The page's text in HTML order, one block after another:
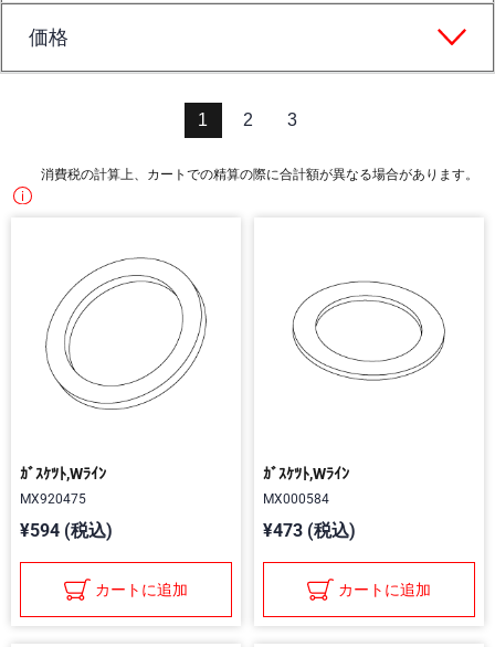
価格
1 2 3
消費税の計算上、カートでの精算の際に合計額が異なる場合があります。
ｶﾞｽｹﾂﾄ,Wﾗｲﾝ
MX920475
¥594 (税込)
カートに追加
ｶﾞｽｹﾂﾄ,Wﾗｲﾝ
MX000584
¥473 (税込)
カートに追加